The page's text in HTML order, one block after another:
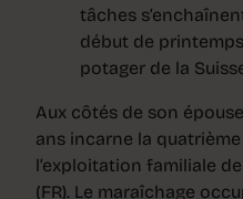
tâches
début de
potager de la
Aux côtés de son
ans incarne la
l’exploitation familiale
(FR). Le maraîchage